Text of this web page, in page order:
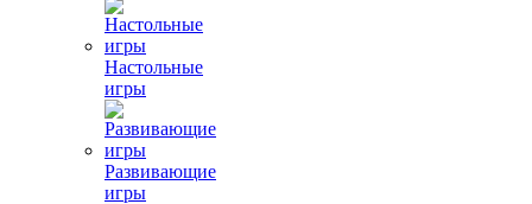
Настольные
игры
Развивающие
игры